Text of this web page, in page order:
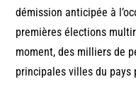
démission anticipée à
premières élections
moment, des milliers de
principales villes du pays